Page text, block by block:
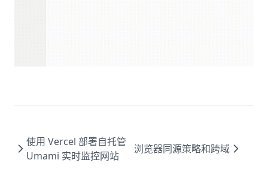
使用 Vercel 部署自托管
Umami 实时监控网站
浏览器同源策略和跨域